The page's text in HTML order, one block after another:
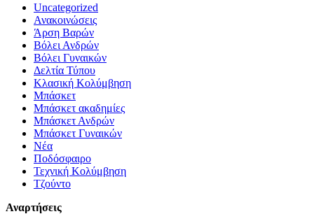
Uncategorized
Ανακοινώσεις
Άρση Βαρών
Βόλει Ανδρών
Βόλει Γυναικών
Δελτία Τύπου
Κλασική Κολύμβηση
Μπάσκετ
Μπάσκετ ακαδημίες
Μπάσκετ Ανδρών
Μπάσκετ Γυναικών
Νέα
Ποδόσφαιρο
Τεχνική Κολύμβηση
Τζούντο
Αναρτήσεις